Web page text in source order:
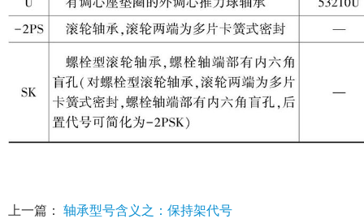
上一篇： 轴承型号含义之：保持架代号